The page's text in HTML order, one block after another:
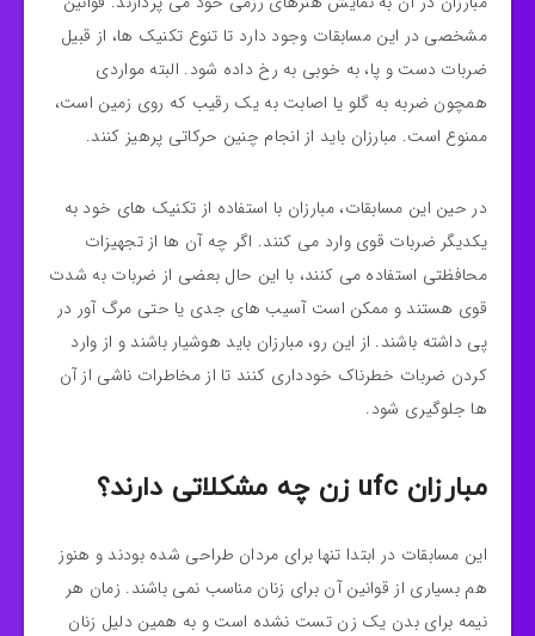
مشخصی در این مسابقات وجود دارد تا تنوع تکنیک‌ ها، از قبیل
ضربات دست و پا، به خوبی به رخ داده شود. البته مواردی
همچون ضربه به گلو یا اصابت به یک رقیب که روی زمین است،
ممنوع است. مبارزان باید از انجام چنین حرکاتی پرهیز کنند.
در حین این مسابقات، مبارزان با استفاده از تکنیک‌ های خود به
یکدیگر ضربات قوی وارد می‌ کنند. اگر چه آن ها از تجهیزات
محافظتی استفاده می‌ کنند، با این حال بعضی از ضربات به شدت
قوی هستند و ممکن است آسیب‌ های جدی یا حتی مرگ‌ آور در
پی داشته باشند. از این رو، مبارزان باید هوشیار باشند و از وارد
کردن ضربات خطرناک خودداری کنند تا از مخاطرات ناشی از آن‌
ها جلوگیری شود.
مبارزان ufc زن چه مشکلاتی دارند؟
این مسابقات در ابتدا تنها برای مردان طراحی شده بودند و هنوز
هم بسیاری از قوانین آن برای زنان مناسب نمی باشند. زمان هر
نیمه برای بدن یک زن تست نشده است و به همین دلیل زنان